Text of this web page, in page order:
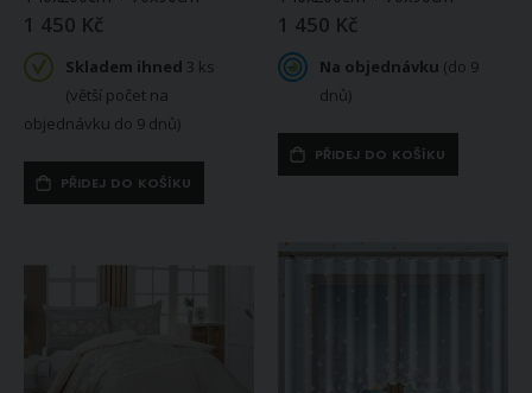
1 450 Kč
Skladem ihned 3 ks
(větší počet na
objednávku do 9 dnů)
PŘIDEJ DO KOŠÍKU
1 450 Kč
Na objednávku (do 9
dnů)
PŘIDEJ DO KOŠÍKU